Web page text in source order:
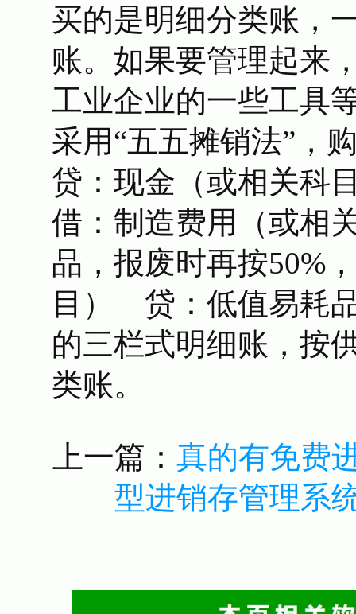
买的是明细分类账，
账。如果要管理起来
工业企业的一些工具
采用“五五摊销法”
贷：现金（或相关科
借：制造费用（或相
品，报废时再按50%
目） 贷：低值易耗
的三栏式明细账，按
类账。
上一篇： 真的有免费
型进销存管理系